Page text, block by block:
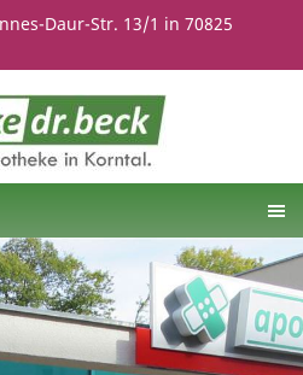
Daur-Str. 13/1 in 70825